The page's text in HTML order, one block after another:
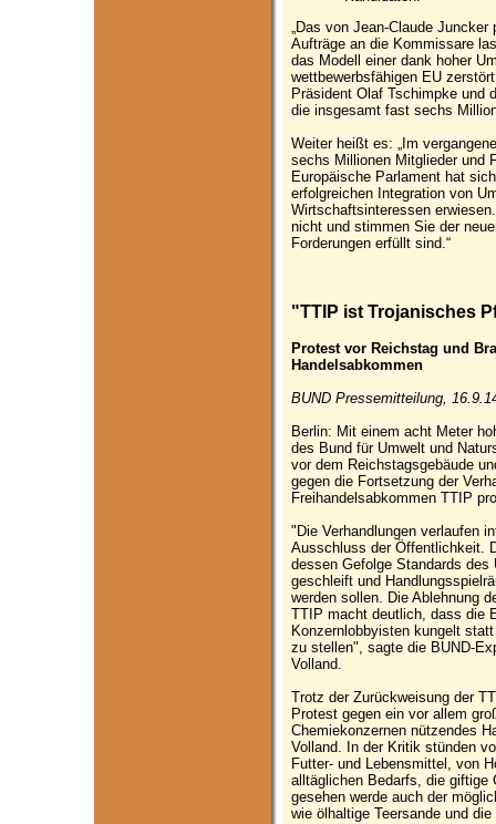
„Das von Jean-Claude
Aufträge an die Kommissare
das Modell einer dank hoher
wettbewerbsfähigen EU
Präsident Olaf Tschimpke und
die insgesamt fast sechs
Weiter heißt es: „Im
sechs Millionen Mitglieder und
Europäische Parlament hat
erfolgreichen Integration von
Wirtschaftsinteressen
nicht und stimmen Sie der
Forderungen erfüllt sind.“
"TTIP ist Trojanisches
Protest vor Reichstag und
Handelsabkommen
BUND Pressemitteilung,
Berlin: Mit einem acht Meter
des Bund für Umwelt und
vor dem Reichstagsgebäude
gegen die Fortsetzung der
Freihandelsabkommen TTIP
"Die Verhandlungen verlaufen
Ausschluss der Öffentlichkeit.
dessen Gefolge Standards des
geschleift und
werden sollen. Die Ablehnung
TTIP macht deutlich, dass die
Konzernlobbyisten kungelt
zu stellen", sagte die BUND-
Volland.
Trotz der Zurückweisung der
Protest gegen ein vor allem
Chemiekonzernen nützendes
Volland. In der Kritik stünden
Futter- und Lebensmittel, von
alltäglichen Bedarfs, die giftige
gesehen werde auch der
wie ölhaltige Teersande und